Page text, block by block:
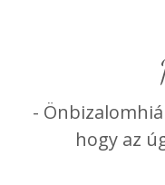
-
hogy az